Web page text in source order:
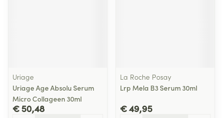
Uriage
Uriage Age Absolu Serum
Micro Collageen 30ml
€ 50,48
La Roche Posay
Lrp Mela B3 Serum 30ml
€ 49,95